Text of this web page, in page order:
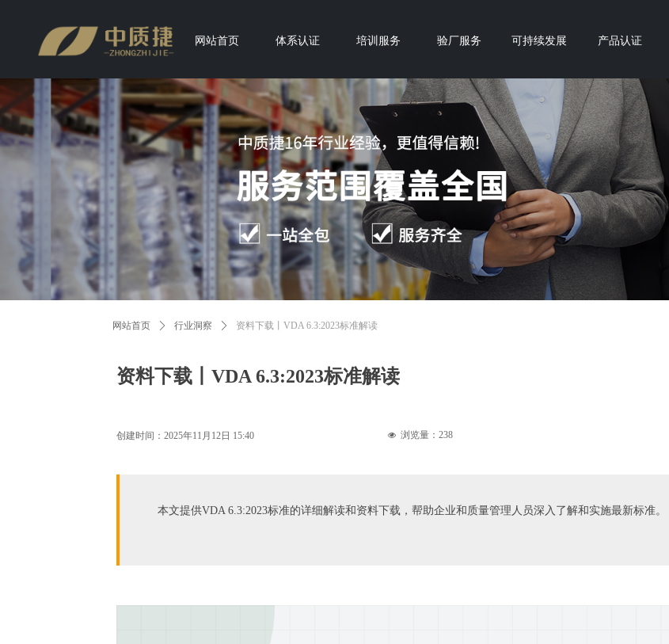
网站首页 体系认证 培训服务 验厂服务 可持续发展 产品认证
资料下载丨VDA 6.3:2023标准解读
网站首页 ꄲ 行业洞察 ꄲ 资料下载丨VDA 6.3:2023标准解读
넶 浏览量： 238
创建时间： 2025年11月12日 15:40
本文提供VDA 6.3:2023标准的详细解读和资料下载，帮助企业和质量管理人员深入了解和实施最新标准。